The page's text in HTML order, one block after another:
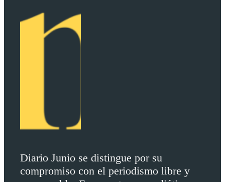
Diario Junio se distingue por su
compromiso con el periodismo libre y